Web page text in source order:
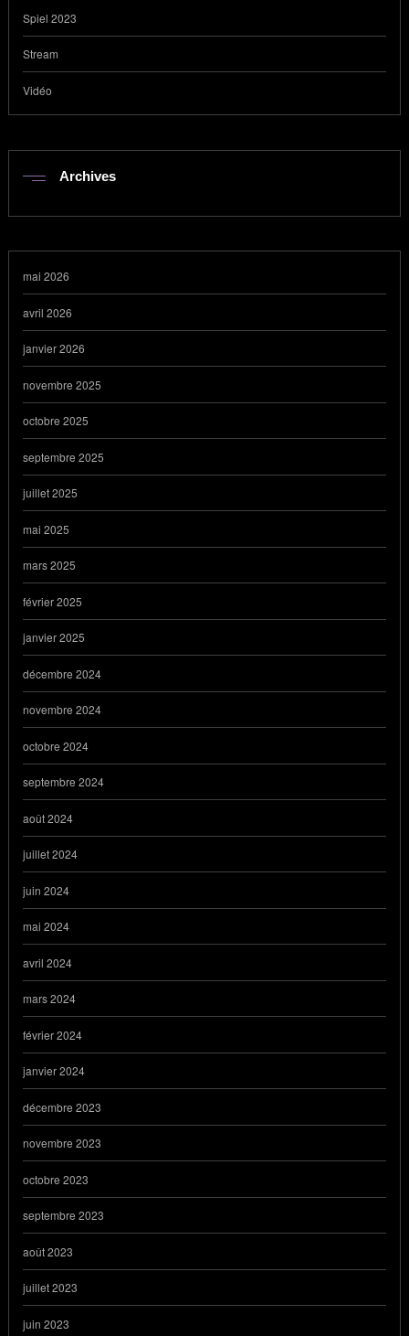
Spiel 2023
Stream
Vidéo
Archives
mai 2026
avril 2026
janvier 2026
novembre 2025
octobre 2025
septembre 2025
juillet 2025
mai 2025
mars 2025
février 2025
janvier 2025
décembre 2024
novembre 2024
octobre 2024
septembre 2024
août 2024
juillet 2024
juin 2024
mai 2024
avril 2024
mars 2024
février 2024
janvier 2024
décembre 2023
novembre 2023
octobre 2023
septembre 2023
août 2023
juillet 2023
juin 2023